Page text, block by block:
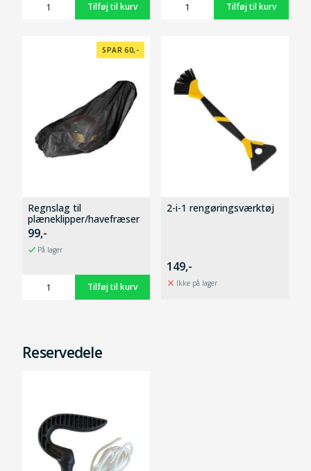
SPAR 60,-
Regnslag til
plæneklipper/havefræser
99,-
På lager
2-i-1 rengøringsværktøj
149,-
Ikke på lager
Reservedele